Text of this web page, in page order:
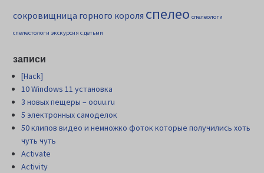
сокровищница горного короля спелео спелеологи
спелестологи экскурсия с детьми
записи
[Hack]
10 Windows 11 установка
3 новых пещеры – oouu.ru
5 электронных самоделок
50 клипов видео и немножко фоток которые получились хоть
чуть чуть
Activate
Activity